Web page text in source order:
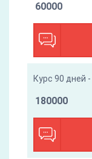
60000
Курс 90 дней
180000